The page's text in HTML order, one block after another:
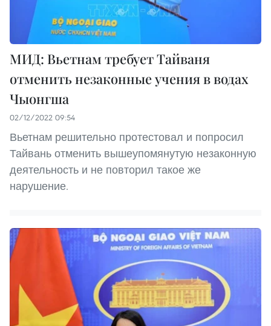
МИД: Вьетнам требует Тайваня
отменить незаконные учения в водах
Чыонгша
02/12/2022 09:54
Вьетнам решительно протестовал и попросил
Тайвань отменить вышеупомянутую незаконную
деятельность и не повторил такое же
нарушение.